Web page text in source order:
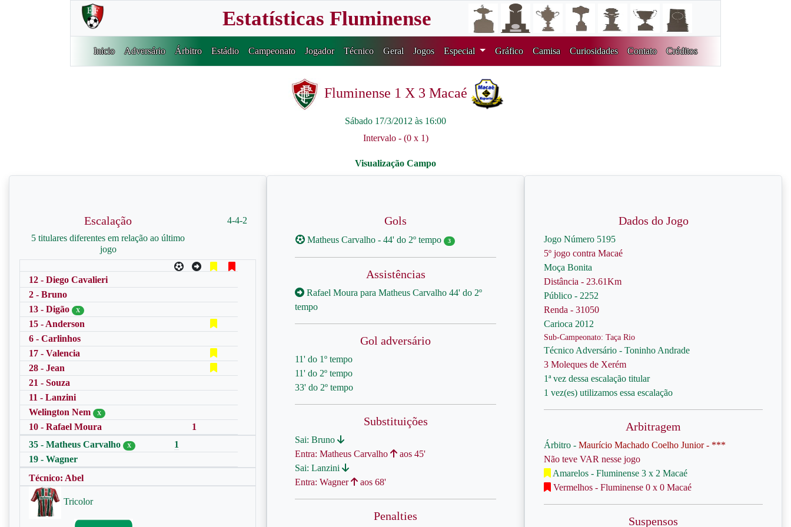
Estatísticas Fluminense
Inicio Adversário Árbitro Estádio Campeonato Jogador Técnico Geral Jogos Especial Gráfico Camisa Curiosidades Contato Créditos
Fluminense 1 X 3 Macaé
Sábado 17/3/2012 às 16:00
Intervalo - (0 x 1)
Escalação
5 titulares diferentes em relação ao último
jogo
4-4-2
12 - Diego Cavalieri
2 - Bruno
13 - Digão
X
15 - Anderson
6 - Carlinhos
17 - Valencia
28 - Jean
21 - Souza
11 - Lanzini
Welington Nem
X
10 - Rafael Moura
1
35 - Matheus Carvalho
X
1
19 - Wagner
Técnico: Abel
Tricolor
Gols
Matheus Carvalho - 44' do 2º tempo 3
Assistências
Rafael Moura para Matheus Carvalho 44' do 2º
tempo
Gol adversário
11' do 1º tempo
11' do 2º tempo
33' do 2º tempo
Substituições
Sai: Bruno
Entra: Matheus Carvalho
aos 45'
Sai: Lanzini
Entra: Wagner
aos 68'
Penalties
Dados do Jogo
Jogo Número 5195
5º jogo contra Macaé
Moça Bonita
Distância - 23.61Km
Público - 2252
Renda - 31050
Carioca 2012
Sub-Campeonato: Taça Rio
Técnico Adversário - Toninho Andrade
3 Moleques de Xerém
1ª vez dessa escalação titular
1 vez(es) utilizamos essa escalação
Arbitragem
Árbitro - Maurício Machado Coelho Junior - ***
Não teve VAR nesse jogo
Amarelos - Fluminense 3 x 2 Macaé
Vermelhos - Fluminense 0 x 0 Macaé
Suspensos